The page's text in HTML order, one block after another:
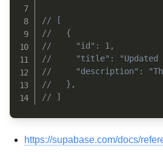
// [
//   {
//     "id": 1,
//     "title": "Updated
//     "description":
//   },
// ]
https://supabase.com/docs/